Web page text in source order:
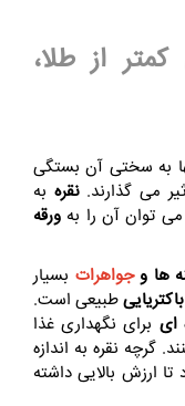
از طلا،
به سختی آن بستگی
می‌ گذارند.نقره به
توان آن را به ورقه‌
ها وجواهرات بسیار
طبیعی است.
ای برای نگهداری غذا
گرچه نقره به اندازه
تا ارزش بالایی داشته